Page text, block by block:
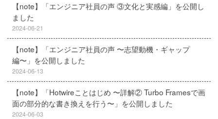
【note】「エンジニア社員の声 ③文化と実感編」を公開し
ました
2024-06-21
【note】「エンジニア社員の声 〜志望動機・ギャップ
編〜」を公開しました
2024-06-13
【note】「Hotwireことはじめ 〜詳解② Turbo Framesで画
面の部分的な書き換えを行う〜」を公開しました
2024-06-03